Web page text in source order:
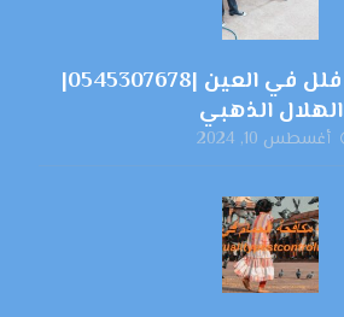
شركة تنظيف فلل في العين |0545307678|
الهلال الذهبي
أغسطس 10, 2024